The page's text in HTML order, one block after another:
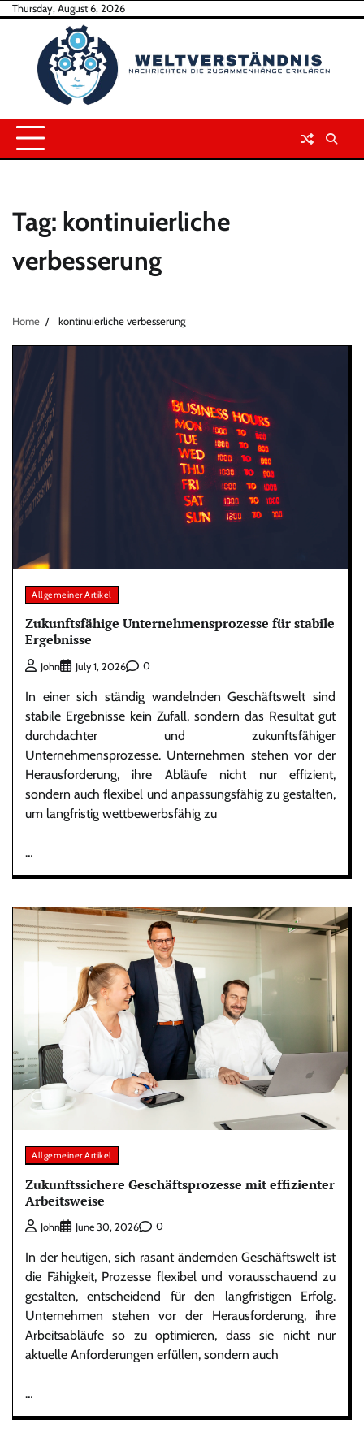
SkipThursday, August 6, 2026
Tag: kontinuierliche
verbesserung
Home kontinuierliche verbesserung
Allgemeiner Artikel
Zukunftsfähige Unternehmensprozesse für stabile
Ergebnisse
John July 1, 2026 0
In einer sich ständig wandelnden Geschäftswelt sind
stabile Ergebnisse kein Zufall, sondern das Resultat gut
durchdachter und zukunftsfähiger
Unternehmensprozesse. Unternehmen stehen vor der
Herausforderung, ihre Abläufe nicht nur effizient,
sondern auch flexibel und anpassungsfähig zu gestalten,
um langfristig wettbewerbsfähig zu
…
Allgemeiner Artikel
Zukunftssichere Geschäftsprozesse mit effizienter
Arbeitsweise
John June 30, 2026 0
In der heutigen, sich rasant ändernden Geschäftswelt ist
die Fähigkeit, Prozesse flexibel und vorausschauend zu
gestalten, entscheidend für den langfristigen Erfolg.
Unternehmen stehen vor der Herausforderung, ihre
Arbeitsabläufe so zu optimieren, dass sie nicht nur
aktuelle Anforderungen erfüllen, sondern auch
…